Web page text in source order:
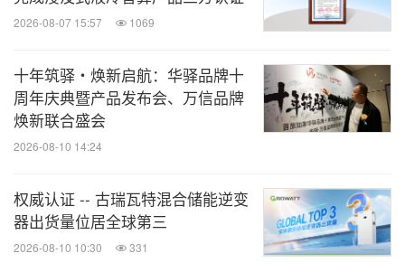
2026-08-07 15:57 1069
十年筑驿・焕新启航：华驿品牌十
周年庆典暨产品发布会、万信品牌
焕新联合盛会
2026-08-10 14:24
权威认证 -- 古瑞瓦特混合储能逆变
器出货量位居全球第三
2026-08-10 10:30 331